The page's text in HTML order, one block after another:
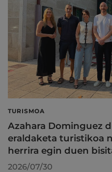
TURISMOA
Azahara Dominguez
eraldaketa turistikoa
herrira egin duen
2026/07/30